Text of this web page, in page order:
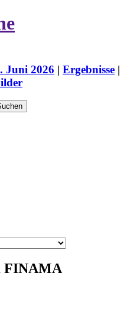
Juni 2026 | Ergebnisse |
FINAMA